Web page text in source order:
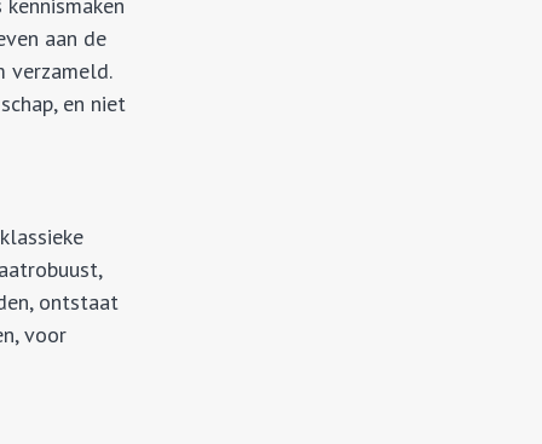
aan de
verzameld.
en niet
ontstaat
voor